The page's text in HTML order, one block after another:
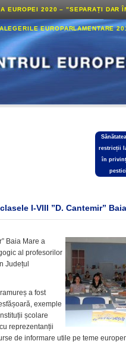
EUROPEI 2020 – ”SEPARAȚI DAR
EUROPARLAMENTARE
restricții
în
I-VIII ”D. Cantemir”
Baia Mare a
al profesorilor
Județul
a fost
exemple
școlare
reprezentanții
de informare utile pe teme